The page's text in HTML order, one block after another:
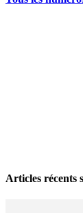
Articles récents